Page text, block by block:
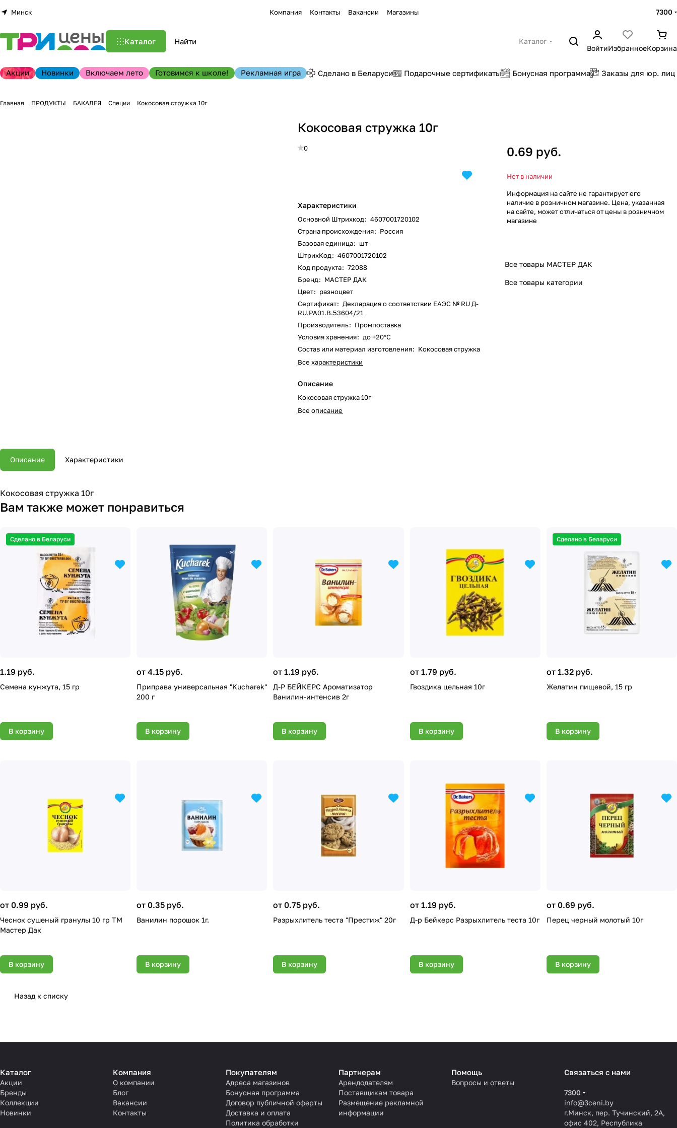
Минск Компания Контакты Вакансии Магазины 7300
Каталог
Каталог
ВойтиИзбранноеКорзина
Акции Новинки Включаем лето Готовимся к школе! Рекламная игра Сделано в Беларуси Подарочные сертификаты Бонусная программа Заказы для юр. лиц
Главная ПРОДУКТЫ БАКАЛЕЯ Специи Кокосовая стружка 10г
Кокосовая стружка 10г
0
Характеристики
Основной Штрихкод: 4607001720102
Страна происхождения: Россия
Базовая единица: шт
ШтрихКод: 4607001720102
Код продукта: 72088
Бренд: МАСТЕР ДАК
Цвет: разноцвет
Сертификат: Декларация о соответствии ЕАЭС № RU Д-
RU.PA01.B.53604/21
Производитель: Промпоставка
Условия хранения: до +20°С
Состав или материал изготовления: Кокосовая стружка
Все характеристики
Описание
Кокосовая стружка 10г
Все описание
0.69 руб.
Нет в наличии
Информация на сайте не гарантирует его
наличие в розничном магазине. Цена, указанная
на сайте, может отличаться от цены в розничном
магазине
Все товары МАСТЕР ДАК
Все товары категории
Описание Характеристики
Кокосовая стружка 10г
Вам также может понравиться
Сделано в Беларуси
1.19 руб.
Семена кунжута, 15 гр
В корзину
от 4.15 руб.
Приправа универсальная "Kucharek"
200 г
В корзину
от 1.19 руб.
Д-Р БЕЙКЕРС Ароматизатор
Ванилин-интенсив 2г
В корзину
от 1.79 руб.
Гвоздика цельная 10г
В корзину
Сделано в Беларуси
от 1.32 руб.
Желатин пищевой, 15 гр
В корзину
от 0.99 руб.
Чеснок сушеный гранулы 10 гр ТМ
Мастер Дак
В корзину
от 0.35 руб.
Ванилин порошок 1г.
В корзину
от 0.75 руб.
Разрыхлитель теста "Престиж" 20г
В корзину
от 1.19 руб.
Д-р Бейкерс Разрыхлитель теста 10г
В корзину
от 0.69 руб.
Перец черный молотый 10г
В корзину
Назад к списку
Каталог
Акции
Бренды
Коллекции
Новинки
Компания
О компании
Блог
Вакансии
Контакты
Покупателям
Адреса магазинов
Бонусная программа
Договор публичной оферты
Доставка и оплата
Политика обработки
Партнерам
Арендодателям
Поставщикам товара
Размещение рекламной
информации
Помощь
Вопросы и ответы
Связаться с нами
7300
info@3ceni.by
г.Минск, пер. Тучинский, 2А,
офис 402, Республика